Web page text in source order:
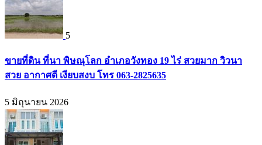
5
ขายที่ดิน ที่นา พิษณุโลก อำเภอวังทอง 19 ไร่ สวยมาก วิวนา
สวย อากาศดี เงียบสงบ โทร 063-2825635
5 มิถุนายน 2026